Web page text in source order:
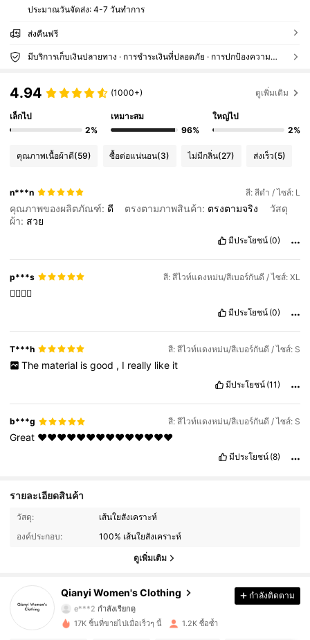
ประมาณวันจัดส่ง: 4-7 วันทำการ
ส่งคืนฟรี
มีบริการเก็บเงินปลายทาง · การชำระเงินที่ปลอดภัย · การปกป้องความเป็นส่วนตัว
4.94 (1000+) ดูเพิ่มเติม
เล็กไป
2%
เหมาะสม
96%
ใหญ่ไป
2%
คุณภาพเนื้อผ้าดี(59) ซื้อต่อแน่นอน(3) ไม่มีกลิ่น(27) ส่งเร็ว(5)
n***n สี: สีดำ / ไซส์: L
คุณภาพของผลิตภัณฑ์: ดี ตรงตามภาพสินค้า: ตรงตามจริง
วัสดุ
ผ้า: สวย
มีประโยชน์ (0)
p***s สี: สีไวท์แดงหม่น/สีเบอร์กันดี / ไซส์: XL
👍🏻👍🏻
มีประโยชน์ (0)
T***h สี: สีไวท์แดงหม่น/สีเบอร์กันดี / ไซส์: S
The material is good , I really like it
มีประโยชน์ (11)
b***g สี: สีไวท์แดงหม่น/สีเบอร์กันดี / ไซส์: S
Great ♥️♥️♥️♥️♥️♥️♥️♥️♥️♥️♥️♥️♥️♥️
มีประโยชน์ (8)
รายละเอียดสินค้า
วัสดุ:
เส้นใยสังเคราะห์
องค์ประกอบ:
100% เส้นใยสังเคราะห์
ดูเพิ่มเติม
Qianyi Women's Clothing
537 ผู้ติดตาม
4.84
e***2 กำลังเรียกดู
4.84
537 ผู้ติดตาม
กำลังติดตาม
17K ชิ้นที่ขายไปเมื่อเร็วๆ นี้ 1.2K ซื้อซ้ำ